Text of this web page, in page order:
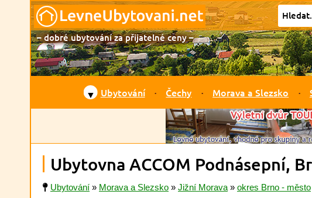
– dobré ubytování za přijatelné ceny –
▼ Ubytování Čechy Morava a Slezsko
Ubytovna ACCOM Podnásepní,
Ubytování » Morava a Slezsko » Jižní Morava » okres Brno - město